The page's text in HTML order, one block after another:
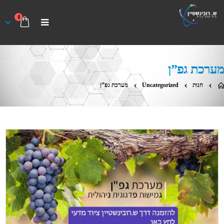
0
מערכת גפ”ן
חנות Uncategorized מערכת גפ”ן